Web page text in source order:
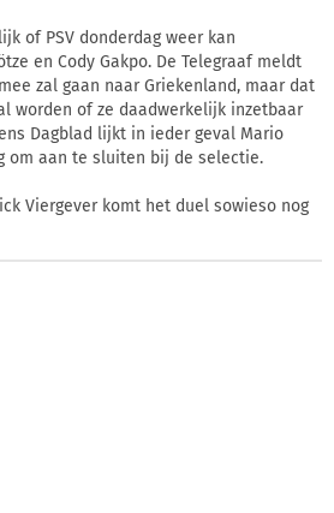
of PSV donderdag weer kan
en Cody Gakpo. De Telegraaf meldt
zal gaan naar Griekenland, maar dat
worden of ze daadwerkelijk inzetbaar
Dagblad lijkt in ieder geval Mario
om aan te sluiten bij de selectie.
Viergever komt het duel sowieso nog